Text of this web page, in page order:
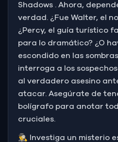
Shadows . Ahora,
verdad. ¿Fue Walter, el
¿Percy, el guía turístico
para lo dramático? ¿O
escondido en las
interroga a los
al verdadero asesino
atacar. Asegúrate de
bolígrafo para anotar
cruciales.
🕵️‍♂️ Investiga un misterio